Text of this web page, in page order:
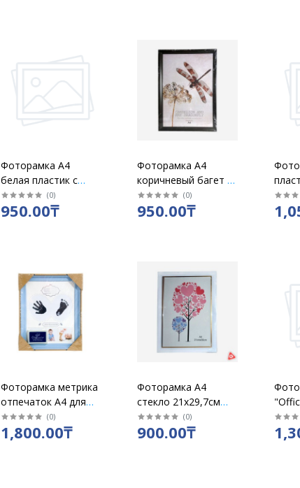
Фоторамка А4
белая пластик с
золотис узором с
подставкой
(0)
950.00₸
Фоторамка А4
коричневый багет с
узором стекло с
подставкой/1048
(0)
950.00₸
Фоторамка метрика
отпечаток А4 для
новорожденных
(0)
1,800.00₸
Фоторамка А4
стекло 21х29,7см
белая с подставкой
в кор 48шт
(0)
900.00₸